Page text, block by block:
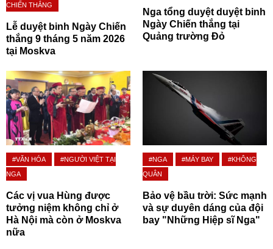
CHIẾN THẮNG
Lễ duyệt binh Ngày Chiến
thắng 9 tháng 5 năm 2026
tại Moskva
Nga tổng duyệt duyệt binh
Ngày Chiến thắng tại
Quảng trường Đỏ
#VĂN HÓA
#NGƯỜI VIỆT TẠI
NGA
Các vị vua Hùng được
tưởng niệm không chỉ ở
Hà Nội mà còn ở Moskva
nữa
#NGA #MÁY BAY
#KHÔNG
QUÂN
Bảo vệ bầu trời: Sức mạnh
và sự duyên dáng của đội
bay "Những Hiệp sĩ Nga"